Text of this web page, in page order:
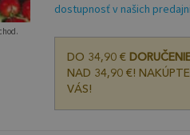
dostupnosť v našich
DO 34,90 €
NAD 34,90 €!
VÁS!